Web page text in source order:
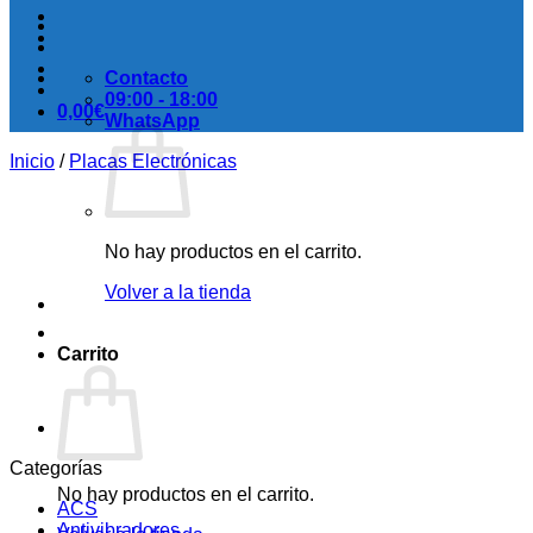
0,00€
No hay productos en el carrito.
Volver a la tienda
Carrito
No hay productos en el carrito.
Contacto
09:00 - 18:00
WhatsApp
Inicio / Placas Electrónicas
Categorías
ACS